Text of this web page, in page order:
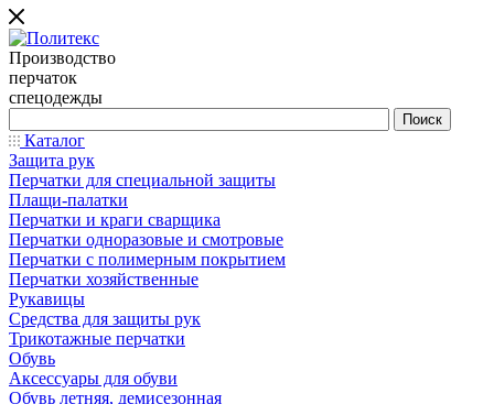
Производство
перчаток
спецодежды
Каталог
Защита рук
Перчатки для специальной защиты
Плащи-палатки
Перчатки и краги сварщика
Перчатки одноразовые и смотровые
Перчатки с полимерным покрытием
Перчатки хозяйственные
Рукавицы
Средства для защиты рук
Трикотажные перчатки
Обувь
Аксессуары для обуви
Обувь летняя, демисезонная